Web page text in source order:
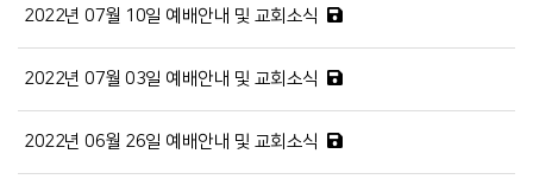
2022년 07월 10일 예배안내 및 교회소식
2022년 07월 03일 예배안내 및 교회소식
2022년 06월 26일 예배안내 및 교회소식